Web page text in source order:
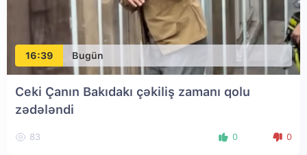
16:39 Bugün
Ceki Çanın Bakıdakı çəkiliş zamanı qolu
zədələndi
83 0 0